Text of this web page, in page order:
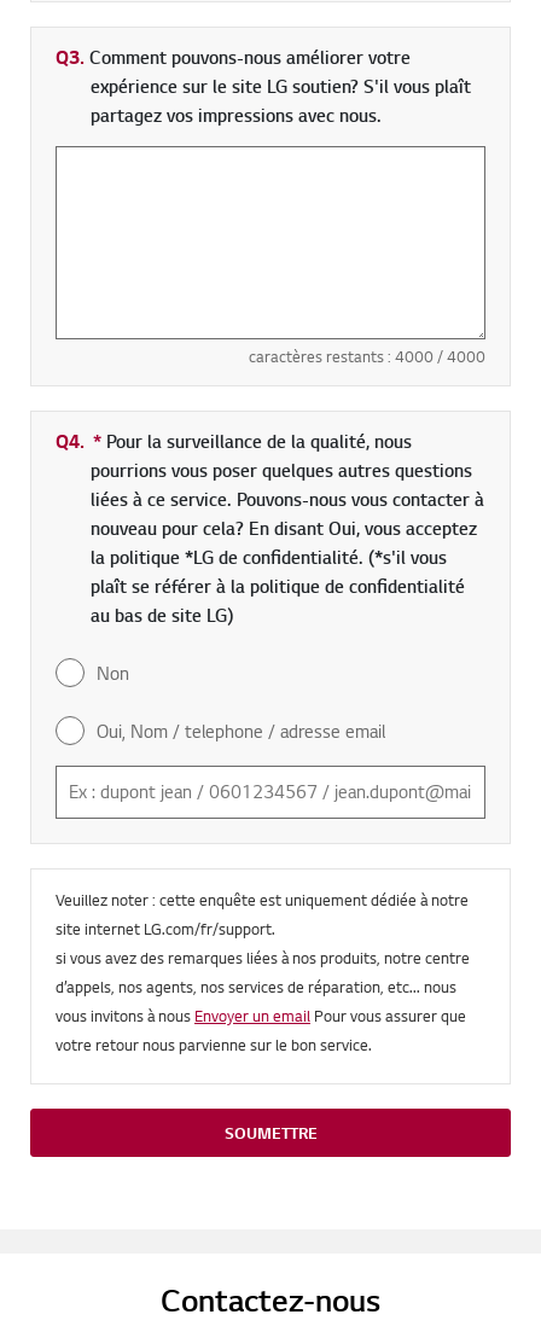
Q3.Comment pouvons-nous améliorer votre
expérience sur le site LG soutien? S'il vous plaît
partagez vos impressions avec nous.
caractères restants : 4000/ 4000
Q4. * champs obligatoires
Pour la surveillance de la qualité, nous
pourrions vous poser quelques autres questions
liées à ce service. Pouvons-nous vous contacter à
nouveau pour cela? En disant Oui, vous acceptez
la politique *LG de confidentialité. (*s'il vous
plaît se référer à la politique de confidentialité
au bas de site LG)
Non
Oui, Nom / telephone / adresse email
Veuillez noter : cette enquête est uniquement dédiée à notre
site internet LG.com/fr/support.
si vous avez des remarques liées à nos produits, notre centre
d’appels, nos agents, nos services de réparation, etc... nous
vous invitons à nous Envoyer un email Pour vous assurer que
votre retour nous parvienne sur le bon service.
SOUMETTRE
Contactez-nous